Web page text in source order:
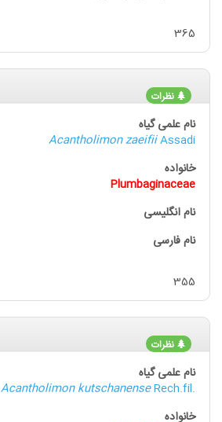
365
نظرات
Acantholimon zaeifiiAssadi
Plumbaginaceae
355
نظرات
Acantholimon kutschanenseRech.fil.